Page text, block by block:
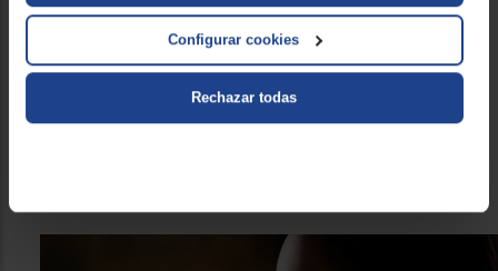
Configurar cookies
Rechazar todas
cuentes con una cocina de gas o eléctrica, la cafetera está
fabricada en acero inoxidable, por lo que es muy resistente
Para manejarla con facilidad dispones de mango
ergonómico y con su propiaválvula de seguridad
una estructura desmontable es muy sencilla de limpiar. Por